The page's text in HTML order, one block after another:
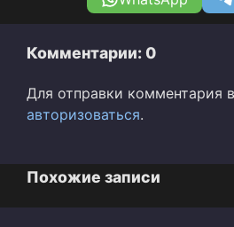
Комментарии: 0
Для отправки комментария
авторизоваться.
Похожие записи